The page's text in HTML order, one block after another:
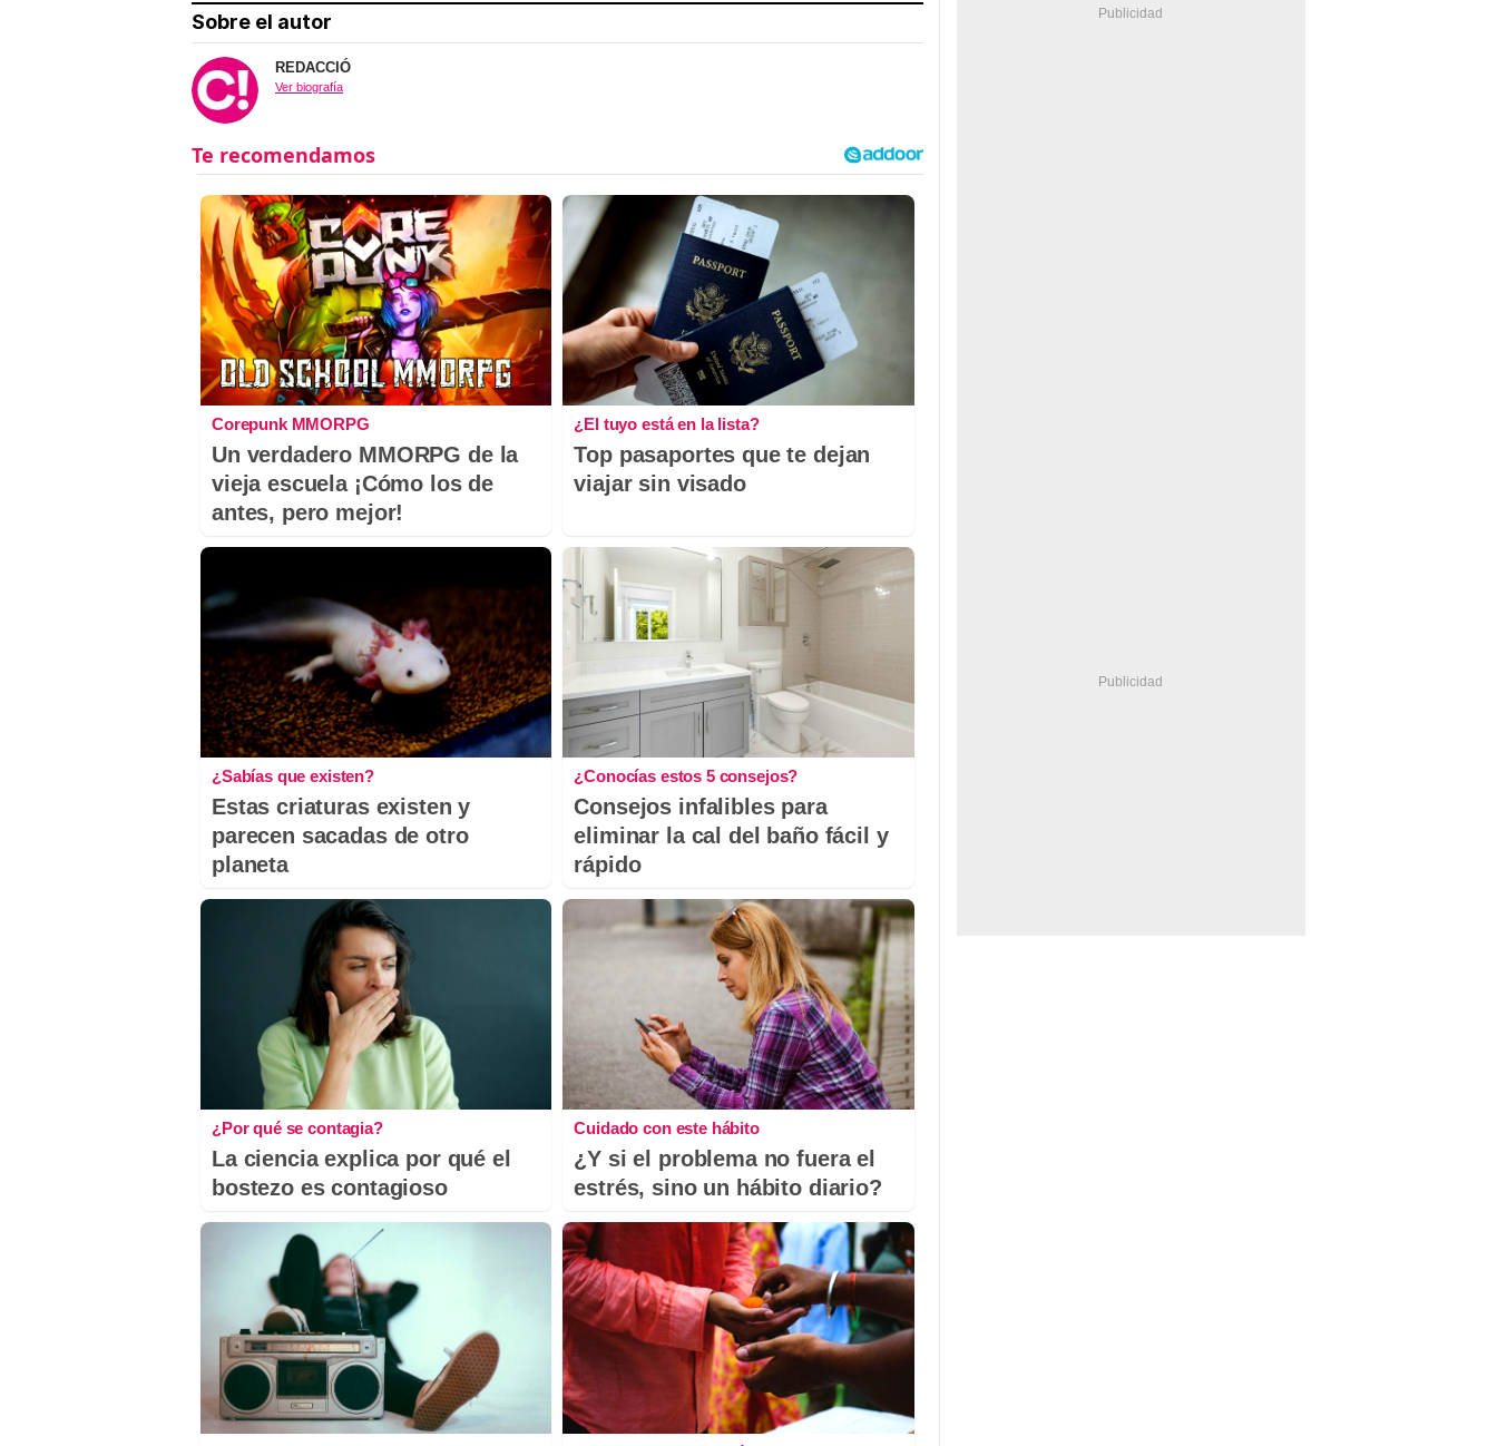
Sobre el autor
REDACCIÓ
Ver biografía
Corepunk MMORPG
Un verdadero MMORPG de la
vieja escuela ¡Cómo los de
antes, pero mejor!
¿El tuyo está en la lista?
Top pasaportes que te dejan
viajar sin visado
¿Sabías que existen?
Estas criaturas existen y
parecen sacadas de otro
planeta
¿Conocías estos 5 consejos?
Consejos infalibles para
eliminar la cal del baño fácil y
rápido
¿Por qué se contagia?
La ciencia explica por qué el
bostezo es contagioso
Cuidado con este hábito
¿Y si el problema no fuera el
estrés, sino un hábito diario?